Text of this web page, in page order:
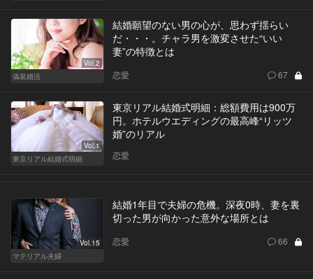
Vol.2
偽装婚活
結婚願望のない男の心が、思わず揺らい
だ・・・。チャラ男を激変させた“いい
妻”の特徴とは
恋愛 67
Vol.1
東京リアル結婚式明細
東京リアル結婚式明細：総額費用は900万
円。ホテルウエディングの最高峰“リッツ
婚”のリアル
恋愛
Vol.15
マテリアル夫婦
結婚1年目で夫婦の危機。深夜0時、妻を裏
切った男が向かった意外な場所とは
恋愛 66